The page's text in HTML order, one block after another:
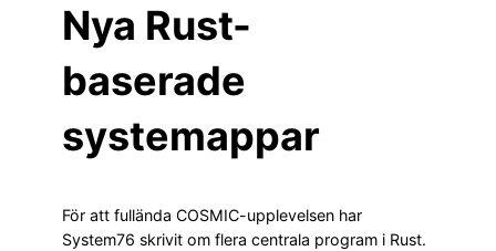
Nya Rust-
baserade
systemappar
För att fullända COSMIC-upplevelsen har
System76 skrivit om flera centrala program i Rust.